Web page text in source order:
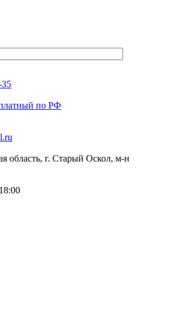
35
по РФ
область, г. Старый Оскол, м-н